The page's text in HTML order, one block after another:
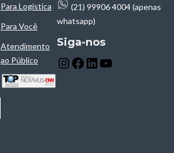
Para Logística
Para Você
Atendimento
ao Público
(21) 99906 4004 (apenas
whatsapp)
Siga-nos